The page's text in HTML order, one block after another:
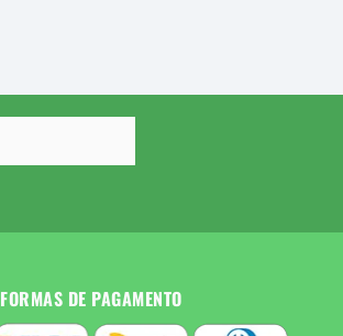
FORMAS DE PAGAMENTO